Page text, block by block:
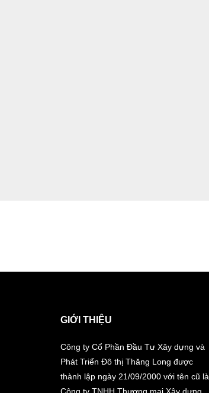
GIỚI THIỆU
Công ty Cổ Phần Đầu Tư Xây dựng và
Phát Triển Đô thị Thăng Long được
thành lập ngày 21/09/2000 với tên cũ là
Công ty TNHH Thương mại Xây dựng